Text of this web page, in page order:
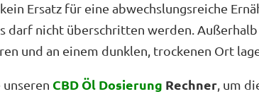
Ersatz für eine abwechslungsreiche
darf nicht überschritten werden.
und an einem dunklen, trockenen Ort
CBD Öl Dosierung Rechner, um